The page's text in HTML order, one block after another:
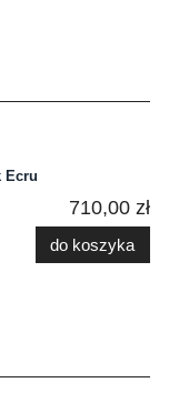
Ecru
710,00 zł
do koszyka